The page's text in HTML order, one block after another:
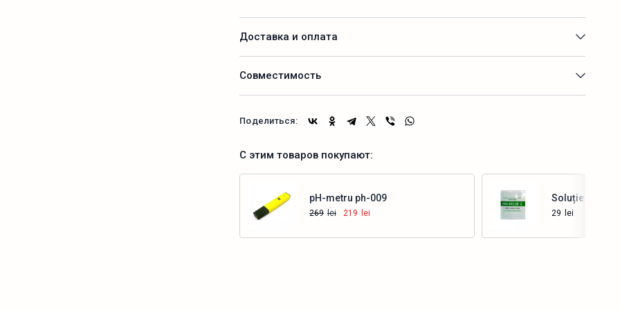
Доставка и оплата
Совместимость
Поделиться:
С этим товаров покупают:
pH-metru ph-009
269 lei 219 lei
Купить
Soluție de
29 lei
Купить